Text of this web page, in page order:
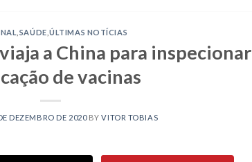
SAÚDE ,ÚLTIMAS NOTÍCIAS
a China para inspecionar
de vacinas
DEZEMBRO DE 2020BYVITOR TOBIAS